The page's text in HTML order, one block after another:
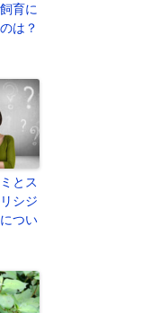
育に
は？
とス
シジ
つい